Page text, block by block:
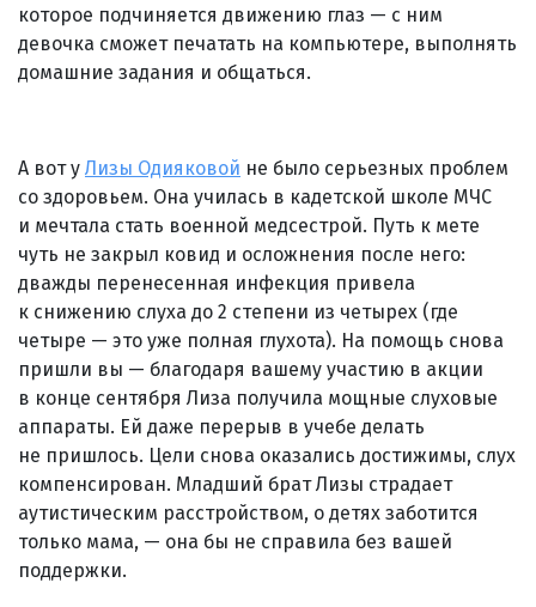
которое подчиняется движению глаз — с ним
девочка сможет печатать на компьютере, выполнять
домашние задания и общаться.
А вот у Лизы Одияковой не было серьезных проблем
со здоровьем. Она училась в кадетской школе МЧС
и мечтала стать военной медсестрой. Путь к мете
чуть не закрыл ковид и осложнения после него:
дважды перенесенная инфекция привела
к снижению слуха до 2 степени из четырех (где
четыре — это уже полная глухота). На помощь снова
пришли вы — благодаря вашему участию в акции
в конце сентября Лиза получила мощные слуховые
аппараты. Ей даже перерыв в учебе делать
не пришлось. Цели снова оказались достижимы, слух
компенсирован. Младший брат Лизы страдает
аутистическим расстройством, о детях заботится
только мама, — она бы не справила без вашей
поддержки.